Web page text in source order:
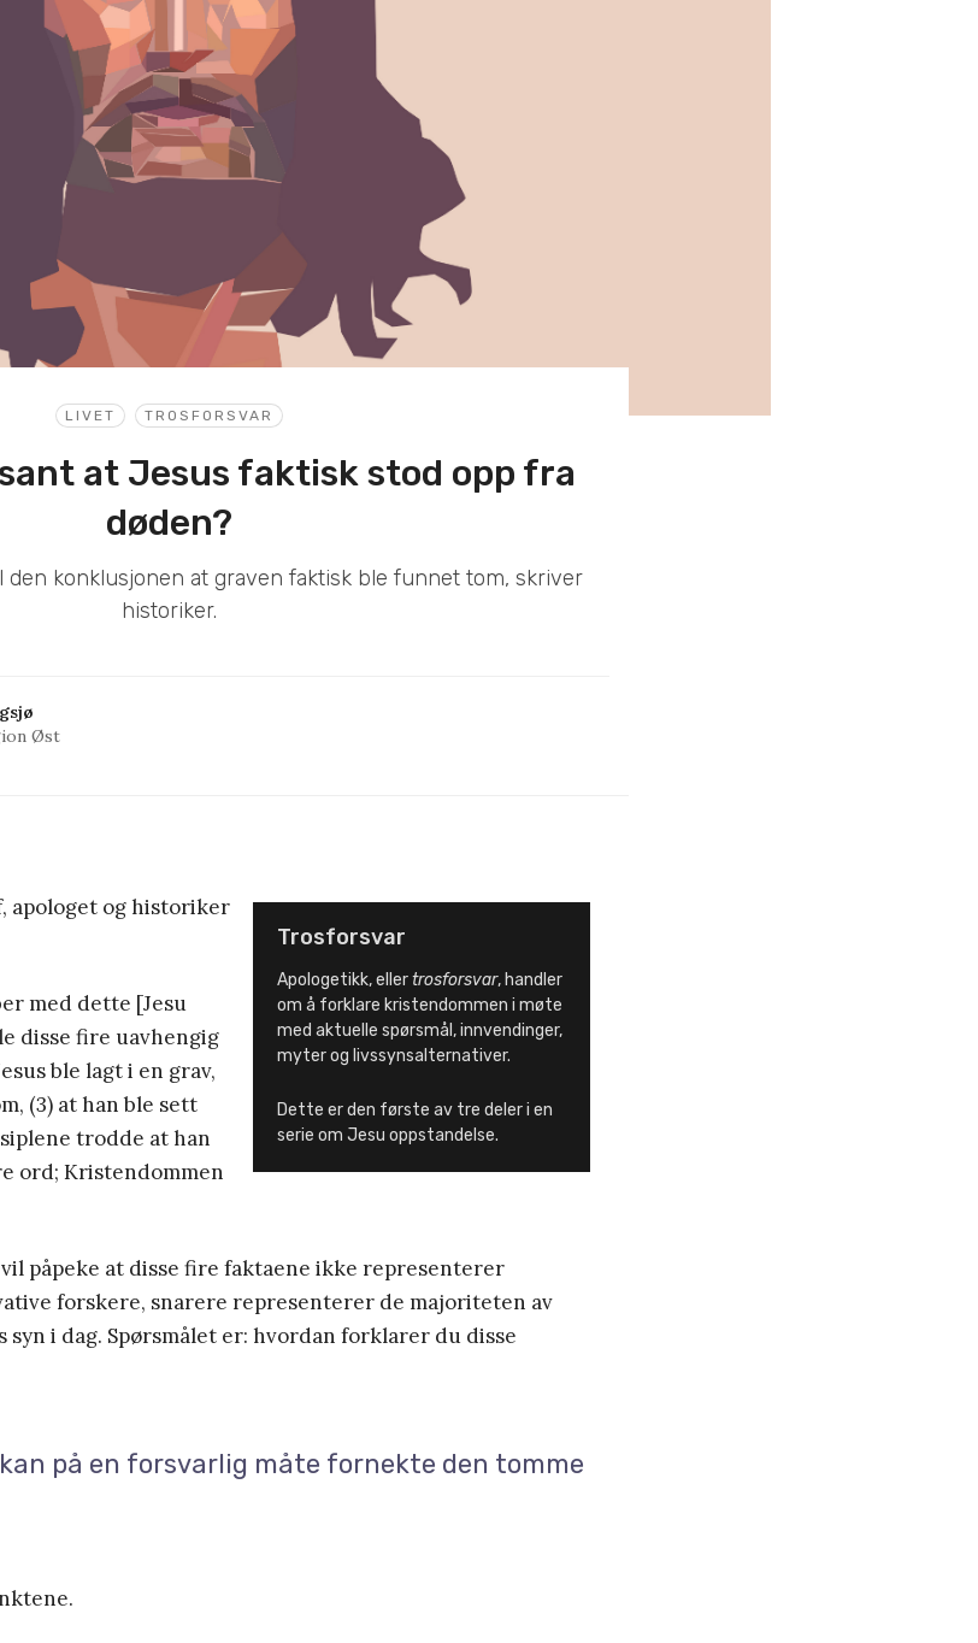
LIVET TROSFORSVAR
at Jesus faktisk stod opp fra
døden?
den konklusjonen at graven faktisk ble funnet tom, skriver
historiker.
Øst
Trosforsvar
Apologetikk, ellertrosforsvar, handler
om å forklare kristendommen i møte
med aktuelle spørsmål, innvendinger,
myter og livssynsalternativer.
Dette er den første av tre deler i en
serie om Jesu oppstandelse.
apologet og historiker
med dette [Jesu
disse fire uavhengig
ble lagt i en grav,
(3) at han ble sett
trodde at han
ord; Kristendommen
påpeke at disse fire faktaene ikke representerer
forskere, snarere representerer de majoriteten av
i dag. Spørsmålet er: hvordan forklarer du disse
på en forsvarlig måte fornekte den tomme